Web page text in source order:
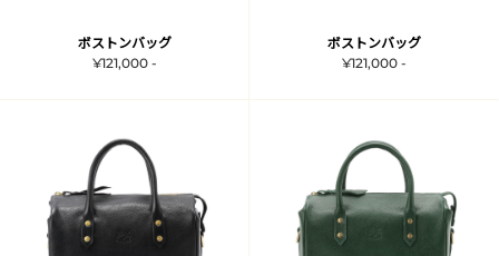
ボストンバッグ
¥121,000 -
ボストンバッグ
¥121,000 -